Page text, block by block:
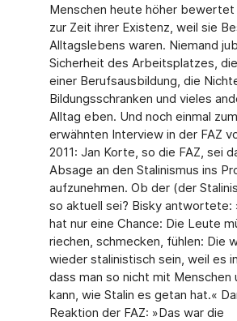
Menschen heute höher bewertet
zur Zeit ihrer Existenz, weil sie
Alltagslebens waren. Niemand
Sicherheit des Arbeitsplatzes,
einer Berufsausbildung, die
Bildungsschranken und vieles
Alltag eben. Und noch einmal
erwähnten Interview in der FAZ
2011: Jan Korte, so die FAZ, sei
Absage an den Stalinismus ins
aufzunehmen. Ob der (der
so aktuell sei? Bisky antwortete:
hat nur eine Chance: Die Leute
riechen, schmecken, fühlen: Die
wieder stalinistisch sein, weil es
dass man so nicht mit Menschen
kann, wie Stalin es getan hat.«
Reaktion der FAZ: »Das war die